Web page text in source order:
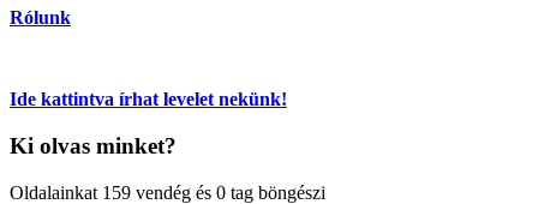
Rólunk
Ide kattintva írhat levelet nekünk!
Ki olvas minket?
Oldalainkat 159 vendég és 0 tag böngészi